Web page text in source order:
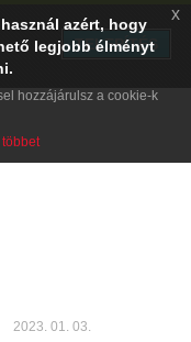
2023. 01. 03.
azért, hogy
legjobb élményt
hozzájárulsz a cookie-k
x
TELEPÍTÉS